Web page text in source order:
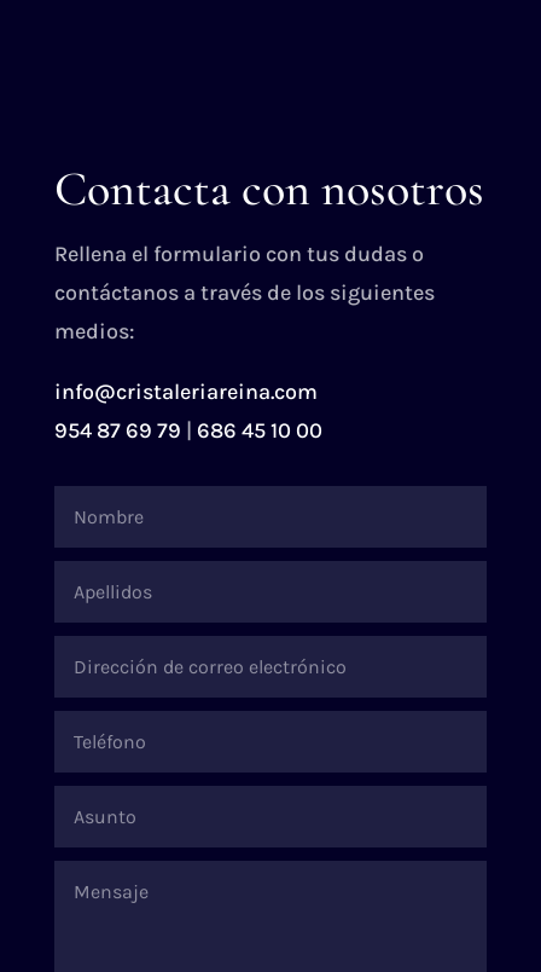
Contacta con nosotros
Rellena el formulario con tus dudas o
contáctanos a través de los siguientes
medios:
info@cristaleriareina.com
954 87 69 79 | 686 45 10 00